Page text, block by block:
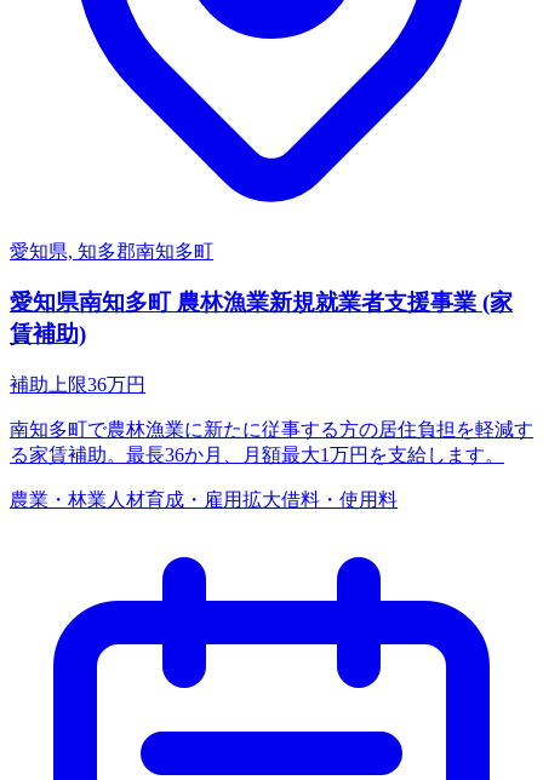
愛知県, 知多郡南知多町
愛知県南知多町 農林漁業新規就業者支援事業 (家
賃補助)
補助上限36万円
南知多町で農林漁業に新たに従事する方の居住負担を軽減す
る家賃補助。最長36か月、月額最大1万円を支給します。
農業・林業 人材育成・雇用拡大借料・使用料